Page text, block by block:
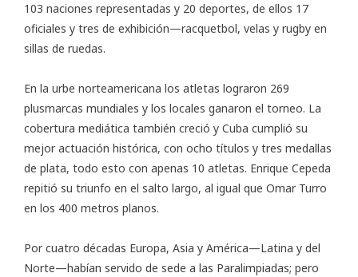
103 naciones representadas y 20 deportes, de ellos 17
oficiales y tres de exhibición—racquetbol, velas y rugby en
sillas de ruedas.
En la urbe norteamericana los atletas lograron 269
plusmarcas mundiales y los locales ganaron el torneo. La
cobertura mediática también creció y Cuba cumplió su
mejor actuación histórica, con ocho títulos y tres medallas
de plata, todo esto con apenas 10 atletas. Enrique Cepeda
repitió su triunfo en el salto largo, al igual que Omar Turro
en los 400 metros planos.
Por cuatro décadas Europa, Asia y América—Latina y del
Norte—habían servido de sede a las Paralimpiadas; pero